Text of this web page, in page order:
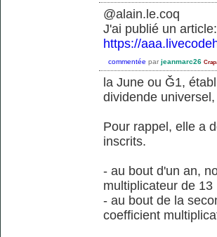
@alain.le.coq
J'ai publié un
https://
commentée par jeanmarc26
la June ou Ǧ1,
dividende
Pour rappel, elle a
inscrits.
- au bout d'un an,
multiplicateur de 13
- au bout de la
coefficient